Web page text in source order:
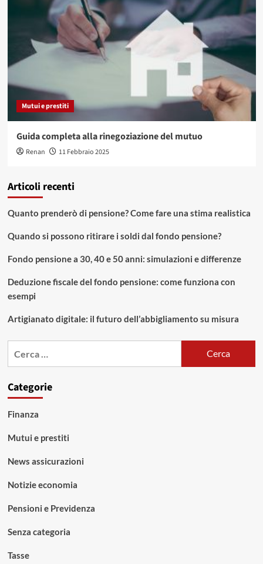
Mutui e prestiti
Guida completa alla rinegoziazione del mutuo
Renan 11 Febbraio 2025
Articoli recenti
Quanto prenderò di pensione? Come fare una stima realistica
Quando si possono ritirare i soldi dal fondo pensione?
Fondo pensione a 30, 40 e 50 anni: simulazioni e differenze
Deduzione fiscale del fondo pensione: come funziona con
esempi
Artigianato digitale: il futuro dell’abbigliamento su misura
Categorie
Finanza
Mutui e prestiti
News assicurazioni
Notizie economia
Pensioni e Previdenza
Senza categoria
Tasse